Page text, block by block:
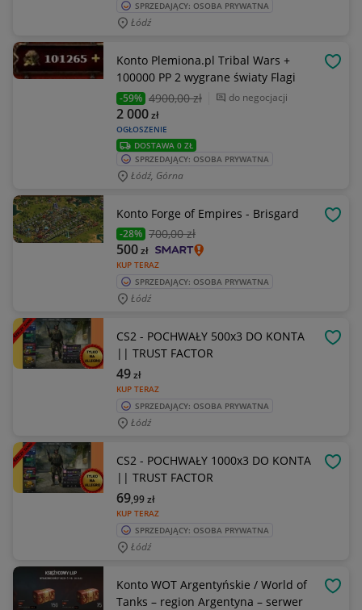
SPRZEDAJĄCY: OSOBA PRYWATNA
Łódź
Konto Plemiona.pl Tribal Wars +
100000 PP 2 wygrane światy Flagi
-59% 4900,00 zł do negocjacji
OGŁOSZENIE
2 000zł
DOSTAWA 0 ZŁ
SPRZEDAJĄCY: OSOBA PRYWATNA
Łódź, Górna
Konto Forge of Empires - Brisgard
-28% 700,00 zł
KUP TERAZ
500zł
SPRZEDAJĄCY: OSOBA PRYWATNA
Łódź
CS2 - POCHWAŁY 500x3 DO KONTA
|| TRUST FACTOR
KUP TERAZ
49zł
SPRZEDAJĄCY: OSOBA PRYWATNA
Łódź
CS2 - POCHWAŁY 1000x3 DO KONTA
|| TRUST FACTOR
KUP TERAZ
69,99zł
SPRZEDAJĄCY: OSOBA PRYWATNA
Łódź
Konto WOT Argentyńskie / World of
Tanks – region Argentyna – serwer